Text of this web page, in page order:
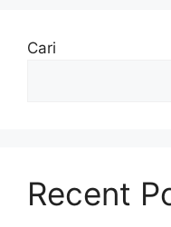
Cari
Recent